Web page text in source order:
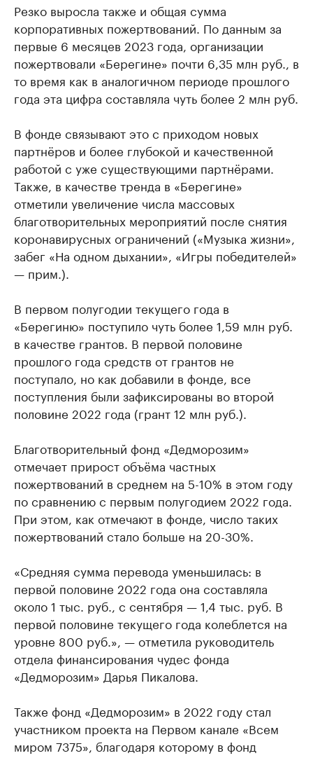
Резко выросла также и общая сумма
корпоративных пожертвований. По данным за
первые 6 месяцев 2023 года, организации
пожертвовали «Берегине» почти 6,35 млн руб., в
то время как в аналогичном периоде прошлого
года эта цифра составляла чуть более 2 млн руб.
В фонде связывают это с приходом новых
партнёров и более глубокой и качественной
работой с уже существующими партнёрами.
Также, в качестве тренда в «Берегине»
отметили увеличение числа массовых
благотворительных мероприятий после снятия
коронавирусных ограничений («Музыка жизни»,
забег «На одном дыхании», «Игры победителей»
— прим.).
В первом полугодии текущего года в
«Берегиню» поступило чуть более 1,59 млн руб.
в качестве грантов. В первой половине
прошлого года средств от грантов не
поступало, но как добавили в фонде, все
поступления были зафиксированы во второй
половине 2022 года (грант 12 млн руб.).
Благотворительный фонд «Дедморозим»
отмечает прирост объёма частных
пожертвований в среднем на 5-10% в этом году
по сравнению с первым полугодием 2022 года.
При этом, как отмечают в фонде, число таких
пожертвований стало больше на 20-30%.
«Средняя сумма перевода уменьшилась: в
первой половине 2022 года она составляла
около 1 тыс. руб., с сентября — 1,4 тыс. руб. В
первой половине текущего года колеблется на
уровне 800 руб.», — отметила руководитель
отдела финансирования чудес фонда
«Дедморозим» Дарья Пикалова.
Также фонд «Дедморозим» в 2022 году стал
участником проекта на Первом канале «Всем
миром 7375», благодаря которому в фонд